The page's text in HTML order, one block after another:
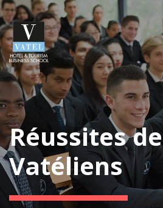
Réussites de
Vatéliens